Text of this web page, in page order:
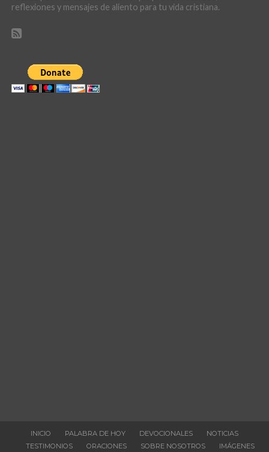
reflexiones y mensajes de aliento para tu vida cristiana.
INICIO PALABRA DE HOY DEVOCIONALES
NOTICIAS
TESTIMONIOS
ORACIONES SOBRE NOSOTROS IMÁGENES